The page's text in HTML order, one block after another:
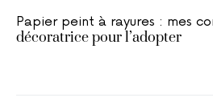
Papier peint à rayures : mes
décoratrice pour l’adopter